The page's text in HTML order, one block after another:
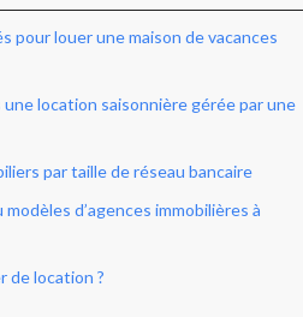
pour louer une maison de vacances
location saisonnière gérée par une
par taille de réseau bancaire
d’agences immobilières à
de location ?